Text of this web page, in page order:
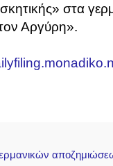
στα
Αργύρη».